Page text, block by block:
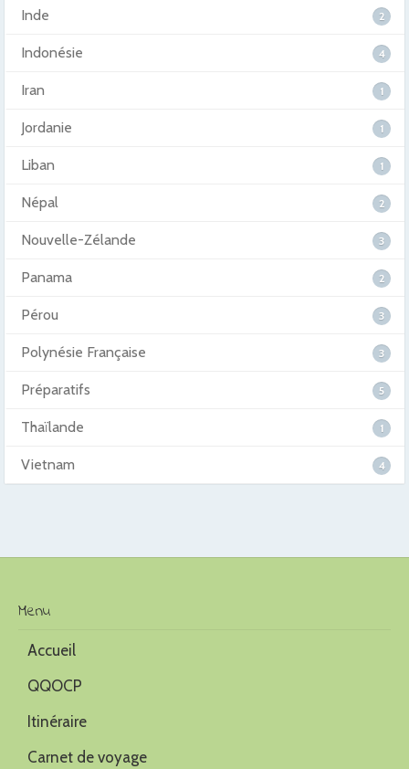
Inde 2
Indonésie 4
Iran 1
Jordanie 1
Liban 1
Népal 2
Nouvelle-Zélande 3
Panama 2
Pérou 3
Polynésie Française 3
Préparatifs 5
Thaïlande 1
Vietnam 4
Menu
Accueil
QQOCP
Itinéraire
Carnet de voyage